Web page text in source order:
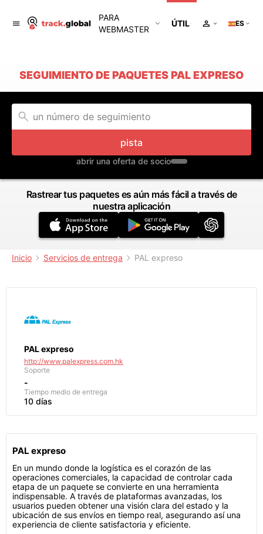
PARA
WEBMASTER
ÚTIL ES
SEGUIMIENTO DE PAQUETES PAL EXPRESO
pista
abrir una oferta de socio
Rastrear tus paquetes es aún más fácil a través de
nuestra aplicación
Inicio Servicios de entrega PAL expreso
PAL expreso
http://www.palexpress.com.hk
Soporte
-
Tiempo medio de entrega
10 días
PAL expreso
En un mundo donde la logística es el corazón de las
operaciones comerciales, la capacidad de controlar cada
etapa de un paquete se convierte en una herramienta
indispensable. A través de plataformas avanzadas, los
usuarios pueden obtener una visión clara del estado y la
ubicación de sus envíos en tiempo real, asegurando así una
experiencia de cliente satisfactoria y eficiente.